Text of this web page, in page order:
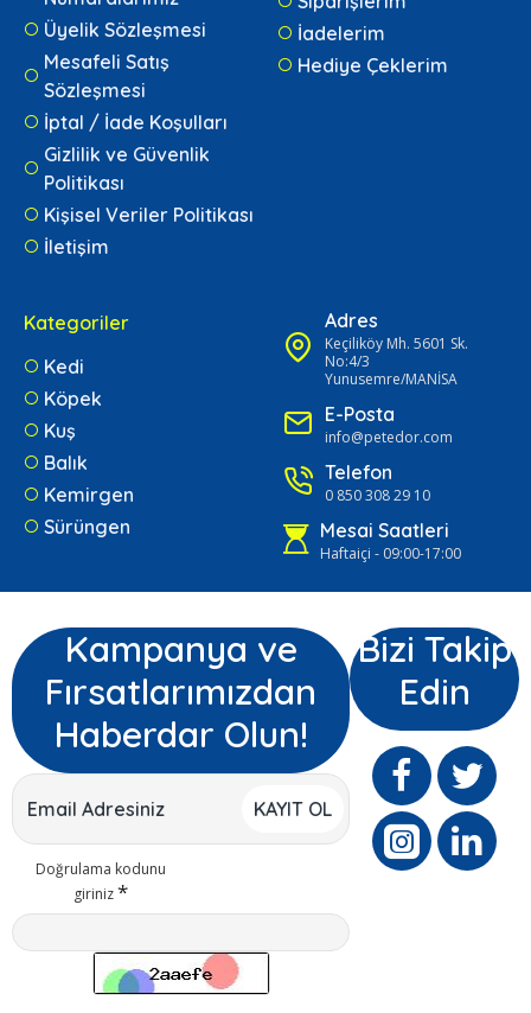
Üyelik Sözleşmesi
Mesafeli Satış
Sözleşmesi
İptal / İade Koşulları
Gizlilik ve Güvenlik
Politikası
Kişisel Veriler Politikası
İletişim
İadelerim
Hediye Çeklerim
Kategoriler
Kedi
Köpek
Kuş
Balık
Kemirgen
Sürüngen
Adres
Keçiliköy Mh. 5601 Sk.
No:4/3
Yunusemre/MANİSA
E-Posta
info@petedor.com
Telefon
0 850 308 29 10
Mesai Saatleri
Haftaiçi - 09:00-17:00
Kampanya ve
Fırsatlarımızdan
Haberdar Olun!
KAYIT OL
Doğrulama kodunu
giriniz
Bizi Takip
Edin